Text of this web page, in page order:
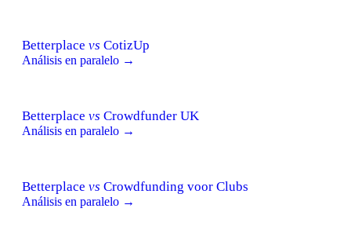
Betterplace vs CotizUp
Análisis en paralelo →
Betterplace vs Crowdfunder UK
Análisis en paralelo →
Betterplace vs Crowdfunding voor Clubs
Análisis en paralelo →